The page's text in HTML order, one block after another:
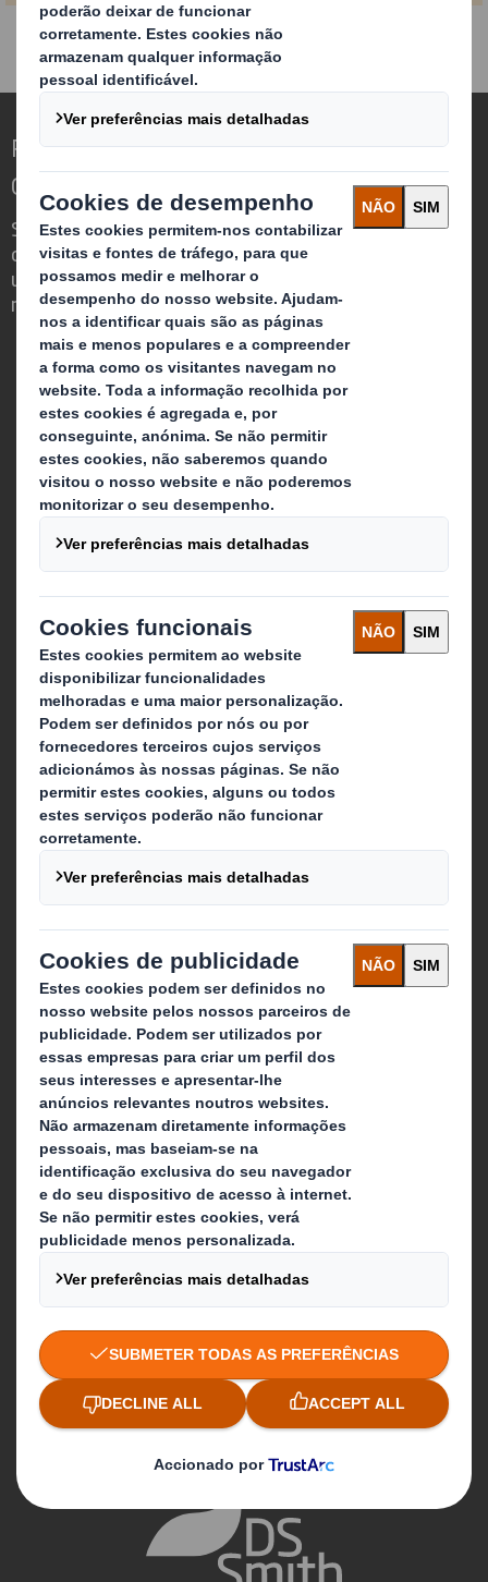
Redefinindo o Packaging para um Mundo em
Constante Mudança
Somos diferentes porque vemos a
oportunidade do Packaging desempenhar
um poderoso papel no mundo que nos
rodeia.
Quem somos
Sobre DS Smith
Sobre International Paper
Combinação IP + DS Smith
Investidores
Sustentabilidade
Meios de comunicação
Candidaturas
O que fazemos
Soluções de packaging
Produtos de papel
Serviços de reciclagem
Contacte-nos
Folheto informativo
As nossas unidades
Contacte-nos